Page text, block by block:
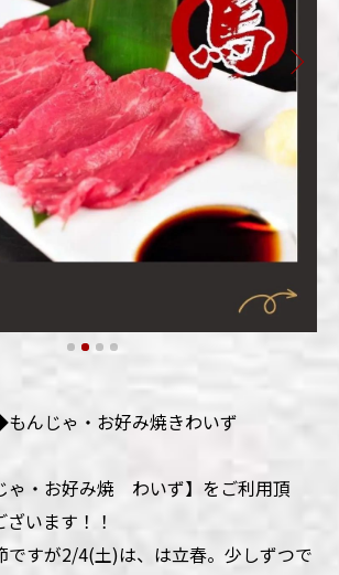
んじゃ・お好み焼きわいず
ゃ・お好み焼 わいず】をご利用頂
います！！
ですが2/4(土)は、は立春。少しずつで